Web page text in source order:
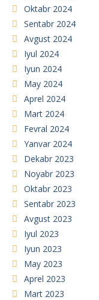
Oktabr 2024
Sentabr 2024
Avgust 2024
Iyul 2024
Iyun 2024
May 2024
Aprel 2024
Mart 2024
Fevral 2024
Yanvar 2024
Dekabr 2023
Noyabr 2023
Oktabr 2023
Sentabr 2023
Avgust 2023
Iyul 2023
Iyun 2023
May 2023
Aprel 2023
Mart 2023